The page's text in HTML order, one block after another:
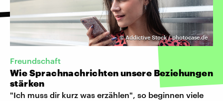
©Addictive Stock / photocase.de
Freundschaft
Wie Sprachnachrichten unsere Beziehungen
stärken
"Ich muss dir kurz was erzählen", so beginnen viele